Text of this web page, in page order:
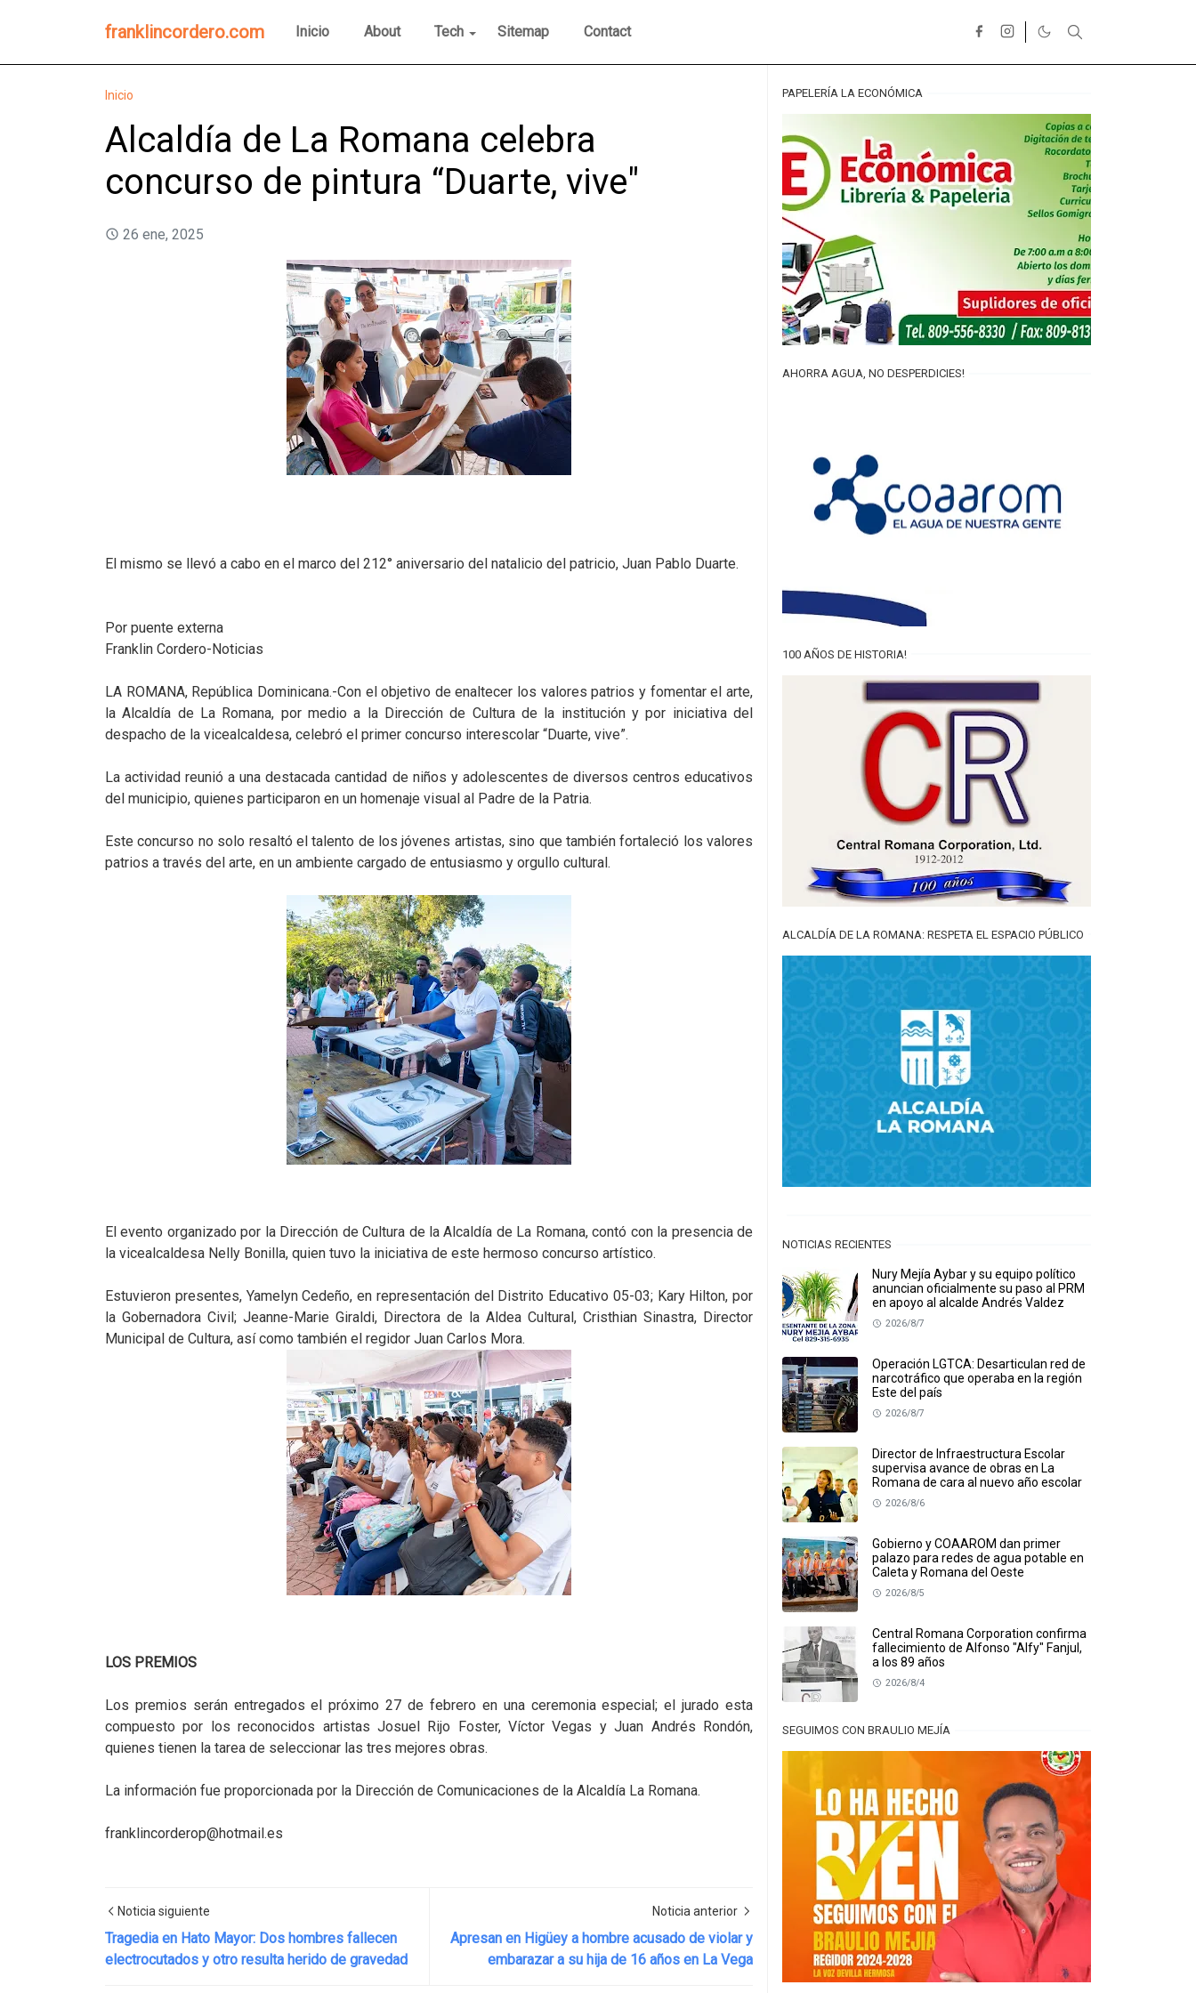
franklincordero.com Inicio About Tech Sitemap Contact
Inicio
Alcaldía de La Romana celebra
concurso de pintura “Duarte, vive"
26 ene, 2025
El mismo se llevó a cabo en el marco del 212° aniversario del natalicio del patricio, Juan Pablo Duarte.
Por puente externa
Franklin Cordero-Noticias
LA ROMANA, República Dominicana.-Con el objetivo de enaltecer los valores patrios y fomentar el arte,
la Alcaldía de La Romana, por medio a la Dirección de Cultura de la institución y por iniciativa del
despacho de la vicealcaldesa, celebró el primer concurso interescolar “Duarte, vive”.
La actividad reunió a una destacada cantidad de niños y adolescentes de diversos centros educativos
del municipio, quienes participaron en un homenaje visual al Padre de la Patria.
Este concurso no solo resaltó el talento de los jóvenes artistas, sino que también fortaleció los valores
patrios a través del arte, en un ambiente cargado de entusiasmo y orgullo cultural.
El evento organizado por la Dirección de Cultura de la Alcaldía de La Romana, contó con la presencia de
la vicealcaldesa Nelly Bonilla, quien tuvo la iniciativa de este hermoso concurso artístico.
Estuvieron presentes, Yamelyn Cedeño, en representación del Distrito Educativo 05-03; Kary Hilton, por
la Gobernadora Civil; Jeanne-Marie Giraldi, Directora de la Aldea Cultural, Cristhian Sinastra, Director
Municipal de Cultura, así como también el regidor Juan Carlos Mora.
LOS PREMIOS
Los premios serán entregados el próximo 27 de febrero en una ceremonia especial; el jurado esta
compuesto por los reconocidos artistas Josuel Rijo Foster, Víctor Vegas y Juan Andrés Rondón,
quienes tienen la tarea de seleccionar las tres mejores obras.
La información fue proporcionada por la Dirección de Comunicaciones de la Alcaldía La Romana.
franklincorderop@hotmail.es
Noticia siguiente
Tragedia en Hato Mayor: Dos hombres fallecen
electrocutados y otro resulta herido de gravedad
Noticia anterior
Apresan en Higüey a hombre acusado de violar y
embarazar a su hija de 16 años en La Vega
PAPELERÍA LA ECONÓMICA
AHORRA AGUA, NO DESPERDICIES!
100 AÑOS DE HISTORIA!
ALCALDÍA DE LA ROMANA: RESPETA EL ESPACIO PÚBLICO
NOTICIAS RECIENTES
Nury Mejía Aybar y su equipo político
anuncian oficialmente su paso al PRM
en apoyo al alcalde Andrés Valdez
2026/8/7
Operación LGTCA: Desarticulan red de
narcotráfico que operaba en la región
Este del país
2026/8/7
Director de Infraestructura Escolar
supervisa avance de obras en La
Romana de cara al nuevo año escolar
2026/8/6
Gobierno y COAAROM dan primer
palazo para redes de agua potable en
Caleta y Romana del Oeste
2026/8/5
Central Romana Corporation confirma
fallecimiento de Alfonso "Alfy" Fanjul,
a los 89 años
2026/8/4
SEGUIMOS CON BRAULIO MEJÍA